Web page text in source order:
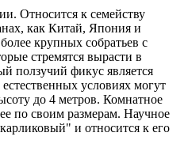
Относится к семейству
как Китай, Япония и
крупных собратьев с
стремятся вырасти в
ползучий фикус является
условиях могут
до 4 метров. Комнатное
по своим размерам. Научное
и относится к его